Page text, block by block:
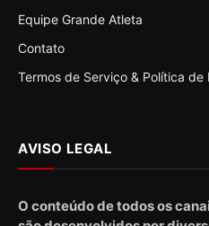
Equipe Grande Atleta
Contato
Termos de Serviço & Política de
AVISO LEGAL
O conteúdo de todos os